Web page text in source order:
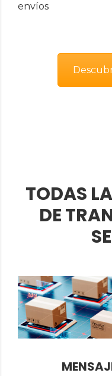
envíos
TODAS
DE